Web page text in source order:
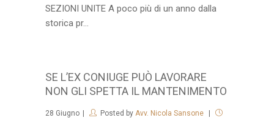
SEZIONI UNITE A poco più di un anno dalla
storica pr...
SE L’EX CONIUGE PUÒ LAVORARE
NON GLI SPETTA IL MANTENIMENTO
28 Giugno Posted by Avv. Nicola Sansone